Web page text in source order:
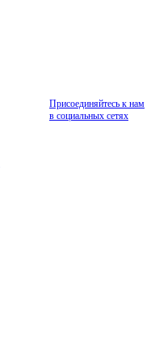
Присоединяйтесь к нам
в социальных сетях